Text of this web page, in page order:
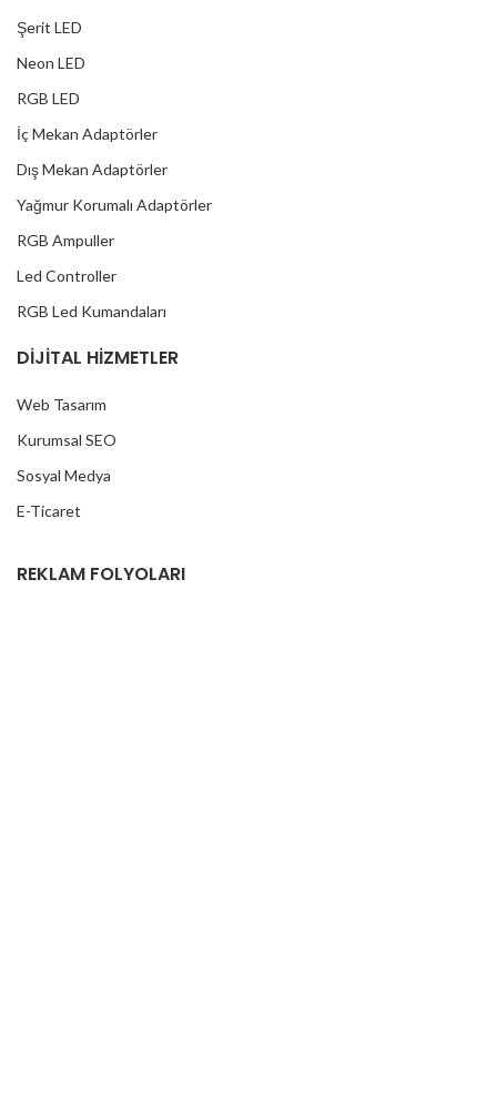
Şerit LED
Neon LED
RGB LED
İç Mekan Adaptörler
Dış Mekan Adaptörler
Yağmur Korumalı Adaptörler
RGB Ampuller
Led Controller
RGB Led Kumandaları
DİJİTAL HİZMETLER
Web Tasarım
Kurumsal SEO
Sosyal Medya
E-Ticaret
REKLAM FOLYOLARI